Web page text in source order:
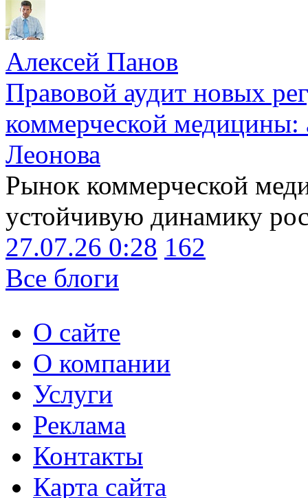
Алексей Панов
Правовой аудит новых
коммерческой медицины:
Леонова
Рынок коммерческой
устойчивую динамику
27.07.26 0:28 162
Все блоги
О сайте
О компании
Услуги
Реклама
Контакты
Карта сайта